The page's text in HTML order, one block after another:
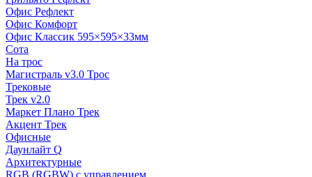
Офис Рефлект
Офис Комфорт
Офис Классик 595×595×33мм
Сота
На трос
Магистраль v3.0 Трос
Трековые
Трек v2.0
Маркет Плано Трек
Акцент Трек
Офисные
Даунлайт Q
Архитектурные
RGB (RGBW) с управлением